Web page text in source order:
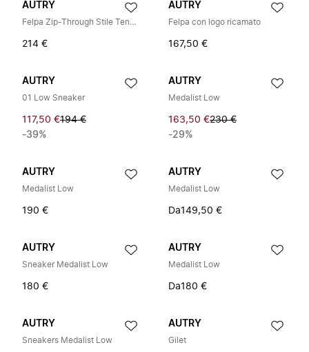
AUTRY
Felpa Zip-Through Stile Tennis in Maglia
214 €
AUTRY
Felpa con logo ricamato
167,50 €
AUTRY
01 Low Sneaker
117,50 €194 €
-39%
AUTRY
Medalist Low
163,50 €230 €
-29%
AUTRY
Medalist Low
190 €
AUTRY
Medalist Low
Da149,50 €
AUTRY
Sneaker Medalist Low
180 €
AUTRY
Medalist Low
Da180 €
AUTRY
Sneakers Medalist Low
AUTRY
Gilet